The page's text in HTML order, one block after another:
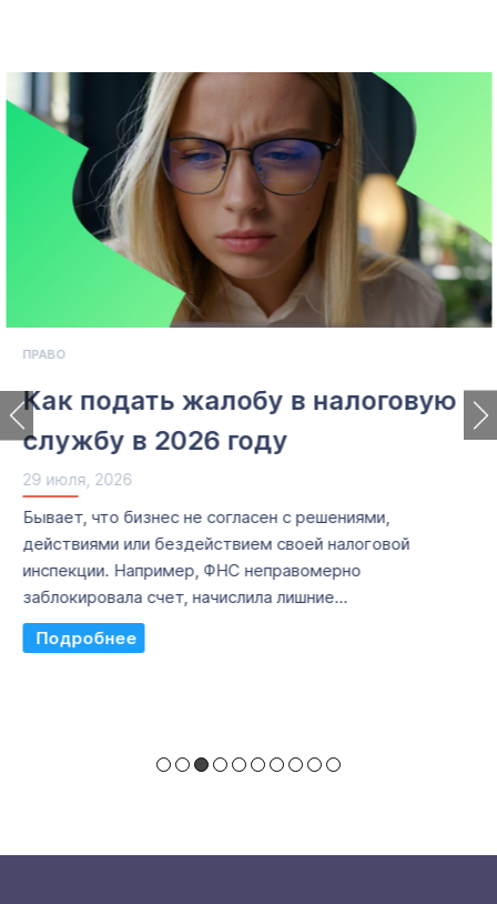
ПРАВО
Как подать жалобу в налоговую
службу в 2026 году
29 июля, 2026
Бывает, что бизнес не согласен с решениями,
действиями или бездействием своей налоговой
инспекции. Например, ФНС неправомерно
заблокировала счет, начислила лишние...
Read More